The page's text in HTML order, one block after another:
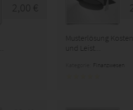
2,00 €
Musterlösung
und Leist...
Finanzwesen